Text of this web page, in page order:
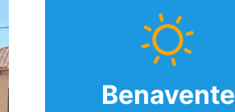
Benavente